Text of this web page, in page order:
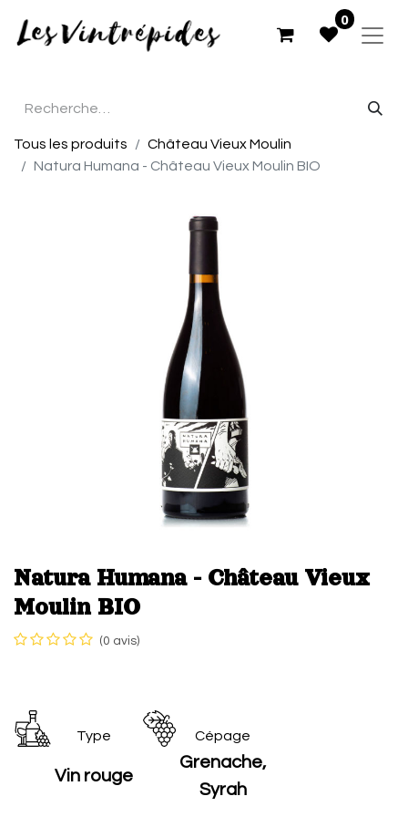
0
Tous les produits
Château Vieux Moulin
Natura Humana - Château Vieux Moulin BIO
Natura Humana - Château Vieux
Moulin BIO
(0 avis)
Type Cépage
Vin rouge
Grenache,
Syrah